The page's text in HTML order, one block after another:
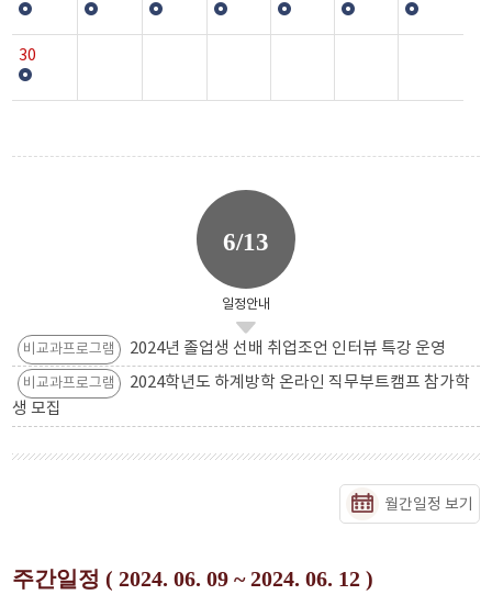
30
6/13
일정안내
비교과프로그램 2024년 졸업생 선배 취업조언 인터뷰 특강 운영
비교과프로그램
2024학년도 하계방학 온라인 직무부트캠프 참가학
생 모집
월간일정 보기
주간일정 ( 2024. 06. 09 ~ 2024. 06. 12 )